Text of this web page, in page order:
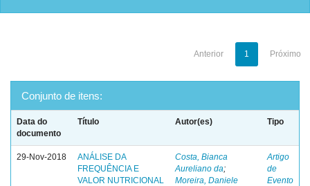
Anterior 1 Próximo
Conjunto de itens:
Data do
documento
Título Autor(es) Tipo
29-Nov-2018
ANÁLISE DA
FREQUÊNCIA E
VALOR NUTRICIONAL
Costa, Bianca
Aureliano da;
Moreira, Daniele
Artigo
de
Evento